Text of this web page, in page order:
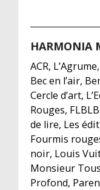
HARMONIA
ACR,
Bec en l’air,
Cercle d’art,
Rouges,
de lire, Les
Fourmis
noir, Louis
Monsieur
Profond,